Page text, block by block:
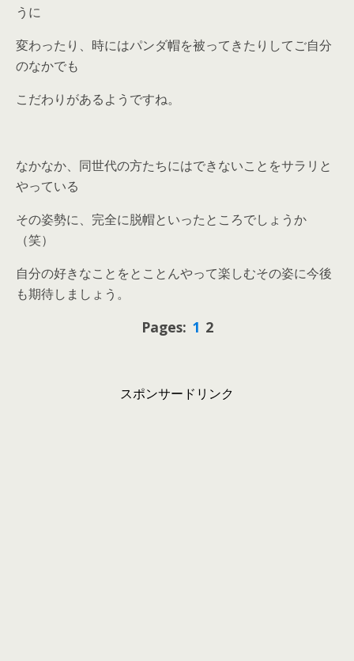
うに
変わったり、時にはパンダ帽を被ってきたりしてご自分
のなかでも
こだわりがあるようですね。
なかなか、同世代の方たちにはできないことをサラリと
やっている
その姿勢に、完全に脱帽といったところでしょうか
（笑）
自分の好きなことをとことんやって楽しむその姿に今後
も期待しましょう。
Pages: 1 2
スポンサードリンク